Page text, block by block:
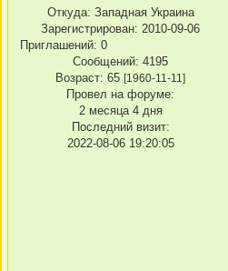
Откуда: Западная Украина
Зарегистрирован: 2010-09-06
Приглашений: 0
Сообщений: 4195
Возраст: 65 [1960-11-11]
Провел на форуме:
2 месяца 4 дня
Последний визит:
2022-08-06 19:20:05